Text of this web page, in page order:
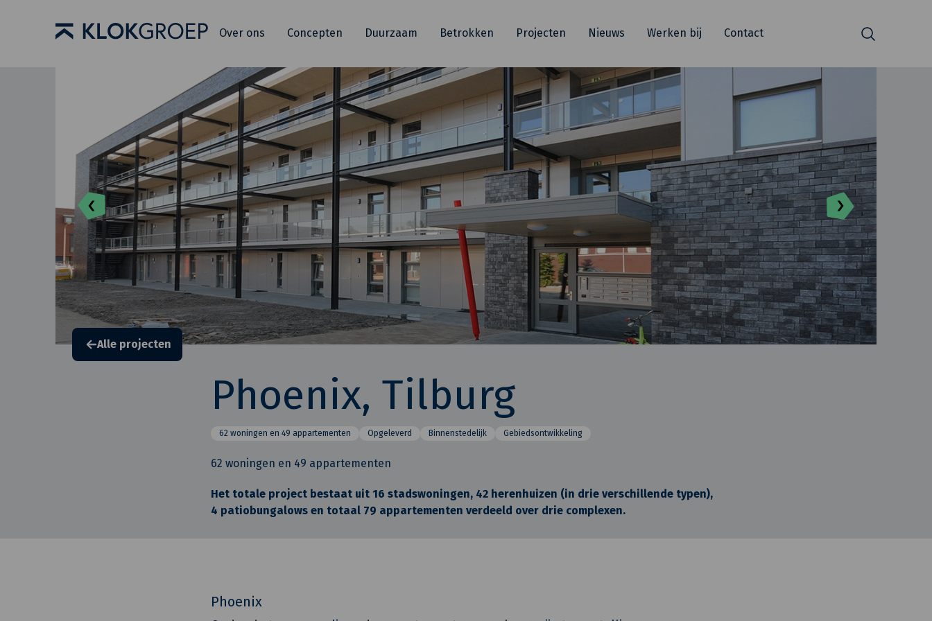
Over ons Concepten Duurzaam Betrokken Projecten Nieuws Werken bij Contact Zoeken
Alle projecten
Phoenix, Tilburg
62 woningen en 49 appartementen Opgeleverd Binnenstedelijk Gebiedsontwikkeling
62 woningen en 49 appartementen
Het totale project bestaat uit 16 stadswoningen, 42 herenhuizen (in drie verschillende typen),
4 patiobungalows en totaal 79 appartementen verdeeld over drie complexen.
Phoenix